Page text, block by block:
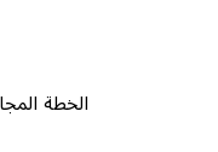
الخطة المجانية ٠